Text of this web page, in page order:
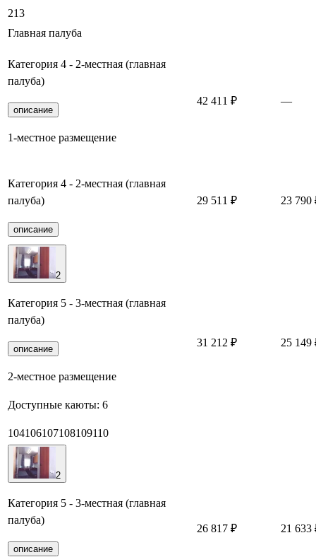
213
Главная палуба
Категория 4 - 2-местная (главная
палуба)
описание
1-местное размещение
42 411 ₽ —
Категория 4 - 2-местная (главная
палуба)
описание
29 511 ₽ 23 790
2
Категория 5 - 3-местная (главная
палуба)
описание
2-местное размещение
Доступные каюты: 6
104106107108109110
31 212 ₽ 25 149
2
Категория 5 - 3-местная (главная
палуба)
описание
26 817 ₽ 21 633